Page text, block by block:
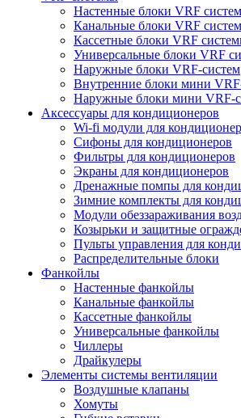
Настенные блоки VRF
Канальные блоки VRF
Кассетные блоки VRF
Универсальные блоки VRF
Наружные блоки VRF-систем
Внутренние блоки мини
Наружные блоки мини VRF-
Аксессуары для кондиционеров
Wi-fi модули для
Сифоны для кондиционеров
Фильтры для кондиционеров
Экраны для кондиционеров
Дренажные помпы для
Зимние комплекты для
Модули обеззараживания
Козырьки и защитные
Пульты управления для
Распределительные блоки
Фанкойлы
Настенные фанкойлы
Канальные фанкойлы
Кассетные фанкойлы
Универсальные фанкойлы
Чиллеры
Драйкулеры
Элементы системы вентиляции
Воздушные клапаны
Хомуты